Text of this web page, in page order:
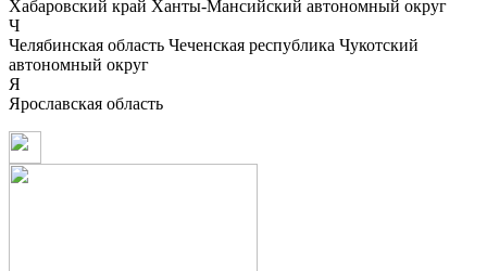
Хабаровский край Ханты-Мансийский автономный округ
Ч
Челябинская область Чеченская республика Чукотский
автономный округ
Я
Ярославская область